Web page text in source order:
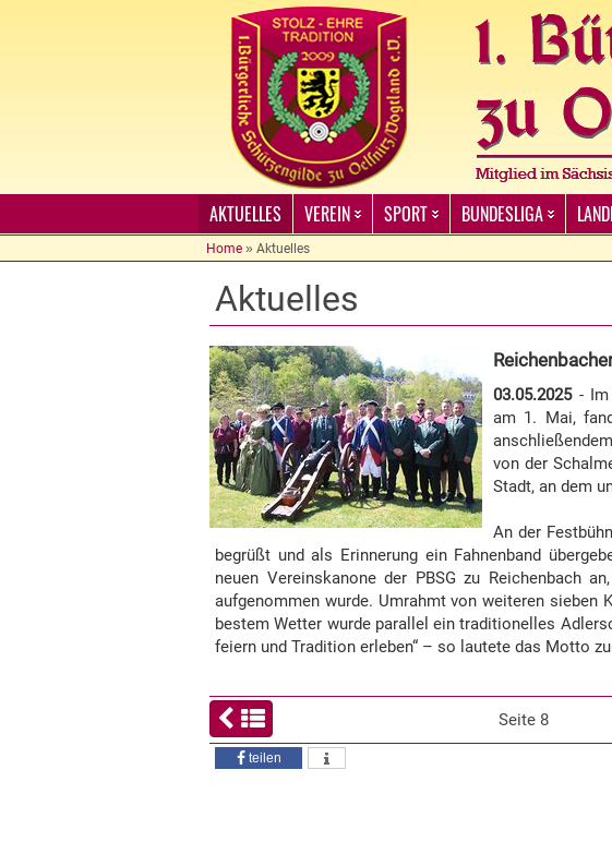
AKTUELLES VEREIN SPORT BUNDESLIGA
Home » Aktuelles
Aktuelles
03.05.2025- Im
am 1. Mai,
von der
Stadt, an dem
An der
begrüßt und als Erinnerung ein Fahnenband
neuen Vereinskanone der PBSG zu Reichenbach
aufgenommen wurde. Umrahmt von weiteren sieben
bestem Wetter wurde parallel ein traditionelles
feiern und Tradition erleben“ – so lautete das Motto
Seite 8
teilen